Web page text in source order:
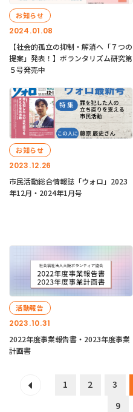
2024.01.08
お知らせ
【社会的孤立の抑制・解消へ「７つの
提案」発表！】ボランタリズム研究第
５号発売中
2023.12.26
お知らせ
市民活動総合情報誌「ウォロ」2023
年12月・2024年1月号
2023.10.31
活動報告
2022年度事業報告書・2023年度事業
計画書
1 2 3
9